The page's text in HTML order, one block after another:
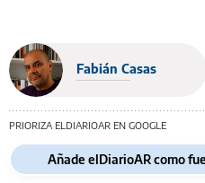
Fabián Casas
PRIORIZA ELDIARIOAR EN GOOGLE
Añade elDiarioAR como